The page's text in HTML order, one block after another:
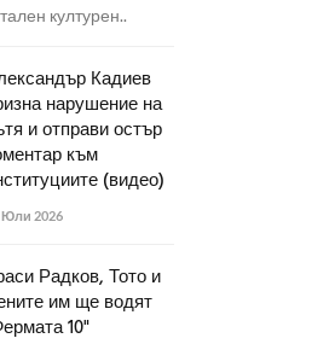
културен..
Кадиев
нарушение на
и отправи остър
към
(видео)
Юли 2026
Радков, Тото и
им ще водят
10"